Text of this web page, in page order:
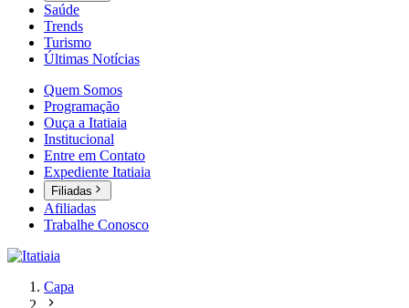
Saúde
Trends
Turismo
Últimas Notícias
Quem Somos
Programação
Ouça a Itatiaia
Institucional
Entre em Contato
Expediente Itatiaia
Filiadas
Afiliadas
Trabalhe Conosco
Capa